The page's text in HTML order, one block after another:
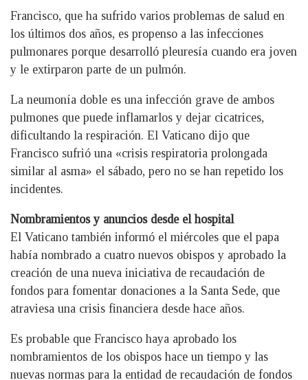
Francisco, que ha sufrido varios problemas de salud en
los últimos dos años, es propenso a las infecciones
pulmonares porque desarrolló pleuresía cuando era joven
y le extirparon parte de un pulmón.
La neumonía doble es una infección grave de ambos
pulmones que puede inflamarlos y dejar cicatrices,
dificultando la respiración. El Vaticano dijo que
Francisco sufrió una «crisis respiratoria prolongada
similar al asma» el sábado, pero no se han repetido los
incidentes.
Nombramientos y anuncios desde el hospital
El Vaticano también informó el miércoles que el papa
había nombrado a cuatro nuevos obispos y aprobado la
creación de una nueva iniciativa de recaudación de
fondos para fomentar donaciones a la Santa Sede, que
atraviesa una crisis financiera desde hace años.
Es probable que Francisco haya aprobado los
nombramientos de los obispos hace un tiempo y las
nuevas normas para la entidad de recaudación de fondos